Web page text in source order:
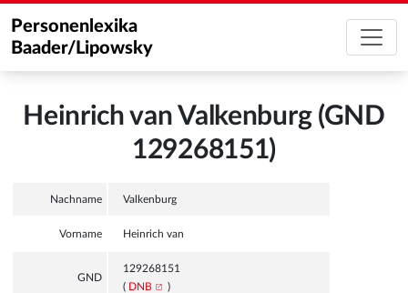
Personenlexika
Baader/Lipowsky
Heinrich van Valkenburg (GND
129268151)
Nachname Valkenburg
Vorname Heinrich van
GND
129268151
( DNB )